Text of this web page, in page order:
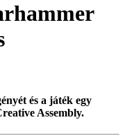
és a játék egy
Assembly.